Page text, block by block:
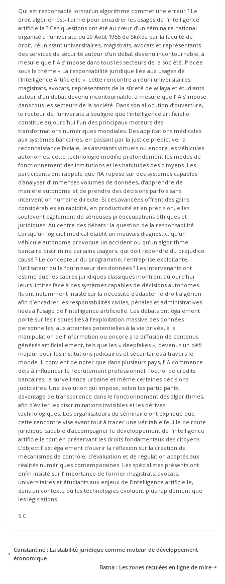
Qui est responsable lorsqu’un algorithme commet une erreur ? Le
droit algérien est-il armé pour encadrer les usages de l’intelligence
artificielle ? Ces questions ont été au cœur d’un séminaire national
organisé à l’université du 20 Août 1955 de Skikda par la faculté de
droit, réunissant universitaires, magistrats, avocats et représentants
des services de sécurité autour d’un débat devenu incontournable, à
mesure que l’IA s’impose dans tous les secteurs de la société. Placée
sous le thème « La responsabilité juridique liée aux usages de
l’Intelligence Artificielle », cette rencontre a réuni universitaires,
magistrats, avocats, représentants de la sûreté de wilaya et étudiants
autour d’un débat devenu incontournable, à mesure que l’IA s’impose
dans tous les secteurs de la société. Dans son allocution d’ouverture,
le recteur de l’université a souligné que l’intelligence artificielle
constitue aujourd’hui l’un des principaux moteurs des
transformations numériques mondiales. Des applications médicales
aux systèmes bancaires, en passant par la justice prédictive, la
reconnaissance faciale, les assistants virtuels ou encore les véhicules
autonomes, cette technologie modifie profondément les modes de
fonctionnement des institutions et les habitudes des citoyens. Les
participants ont rappelé que l’IA repose sur des systèmes capables
d’analyser d’immenses volumes de données, d’apprendre de
manière autonome et de prendre des décisions parfois sans
intervention humaine directe. Si ces avancées offrent des gains
considérables en rapidité, en productivité et en précision, elles
soulèvent également de sérieuses préoccupations éthiques et
juridiques. Au centre des débats : la question de la responsabilité.
Lorsqu’un logiciel médical établit un mauvais diagnostic, qu’un
véhicule autonome provoque un accident ou qu’un algorithme
bancaire discrimine certains usagers, qui doit répondre du préjudice
causé ? Le concepteur du programme, l’entreprise exploitante,
l’utilisateur ou le fournisseur des données ? Les intervenants ont
estimé que les cadres juridiques classiques montrent aujourd’hui
leurs limites face à des systèmes capables de décisions autonomes.
Ils ont notamment insisté sur la nécessité d’adapter le droit algérien
afin d’encadrer les responsabilités civiles, pénales et administratives
liées à l’usage de l’intelligence artificielle. Les débats ont également
porté sur les risques liés à l’exploitation massive des données
personnelles, aux atteintes potentielles à la vie privée, à la
manipulation de l’information ou encore à la diffusion de contenus
générés artificiellement, tels que les « deepfakes », devenus un défi
majeur pour les institutions judiciaires et sécuritaires à travers le
monde. Il convient de noter que dans plusieurs pays, l’IA commence
déjà à influencer le recrutement professionnel, l’octroi de crédits
bancaires, la surveillance urbaine et même certaines décisions
judiciaires. Une évolution qui impose, selon les participants,
davantage de transparence dans le fonctionnement des algorithmes,
afin d’éviter les discriminations invisibles et les dérives
technologiques. Les organisateurs du séminaire ont expliqué que
cette rencontre vise avant tout à tracer une véritable feuille de route
juridique capable d’accompagner le développement de l’intelligence
artificielle tout en préservant les droits fondamentaux des citoyens.
L’objectif est également d’ouvrir la réflexion sur la création de
mécanismes de contrôle, d’évaluation et de régulation adaptés aux
réalités numériques contemporaines. Les spécialistes présents ont
enfin insisté sur l’importance de former magistrats, avocats,
universitaires et étudiants aux enjeux de l’intelligence artificielle,
dans un contexte où les technologies évoluent plus rapidement que
les législations.
S.C.
Constantine : La stabilité juridique comme moteur de développement
économique
Batna : Les zones reculées en ligne de mire